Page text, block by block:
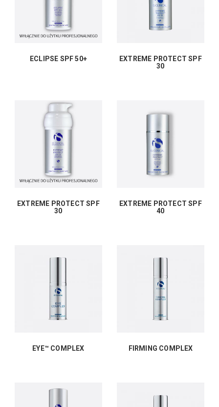
ECLIPSE SPF 50+
EXTREME PROTECT SPF
30
EXTREME PROTECT SPF
30
EXTREME PROTECT SPF
40
EYE™ COMPLEX FIRMING COMPLEX